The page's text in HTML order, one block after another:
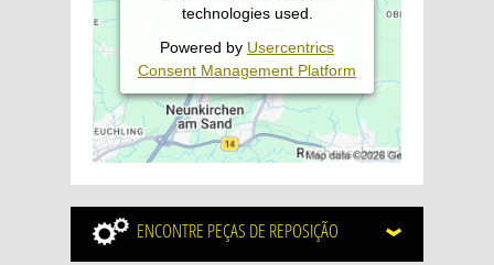
technologies used.
Powered by Usercentrics
Consent Management Platform
ENCONTRE PEÇAS DE REPOSIÇÃO